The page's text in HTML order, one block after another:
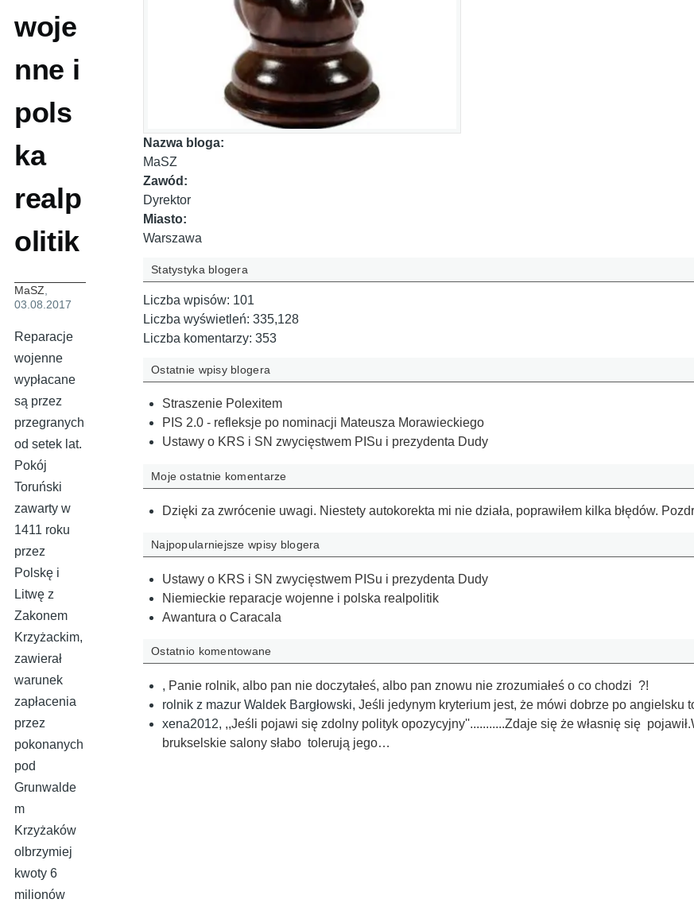
woje
nne i
pols
ka
realp
olitik
MaSZ,
03.08.2017
Reparacje
wojenne
wypłacane
są przez
przegranych
od setek lat.
Pokój
Toruński
zawarty w
1411 roku
przez
Polskę i
Litwę z
Zakonem
Krzyżackim,
zawierał
warunek
zapłacenia
przez
pokonanych
pod
Grunwalde
m
Krzyżaków
olbrzymiej
kwoty 6
milionów
Nazwa bloga:
MaSZ
Zawód:
Dyrektor
Miasto:
Warszawa
Statystyka blogera
Liczba wpisów: 101
Liczba wyświetleń: 335,128
Liczba komentarzy: 353
Ostatnie wpisy blogera
Straszenie Polexitem
PIS 2.0 - refleksje po nominacji Mateusza Morawieckiego
Ustawy o KRS i SN zwycięstwem PISu i prezydenta Dudy
Moje ostatnie komentarze
Dzięki za zwrócenie uwagi. Niestety autokorekta mi nie działa, poprawiłem kilka błędów.
Najpopularniejsze wpisy blogera
Ustawy o KRS i SN zwycięstwem PISu i prezydenta Dudy
Niemieckie reparacje wojenne i polska realpolitik
Awantura o Caracala
Ostatnio komentowane
, Panie rolnik, albo pan nie doczytałeś, albo pan znowu nie zrozumiałeś o co chodzi ?!
rolnik z mazur Waldek Bargłowski, Jeśli jedynym kryterium jest, że mówi dobrze po angielsku
xena2012, ,,Jeśli pojawi się zdolny polityk opozycyjny''...........Zdaje się że własnię się
brukselskie salony słabo tolerują jego…